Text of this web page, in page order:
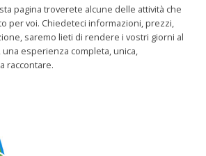
pagina troverete alcune delle attività che
per voi. Chiedeteci informazioni, prezzi,
saremo lieti di rendere i vostri giorni al
una esperienza completa, unica,
raccontare.